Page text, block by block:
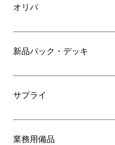
オリパ
新品パック・デッキ
サプライ
業務用備品